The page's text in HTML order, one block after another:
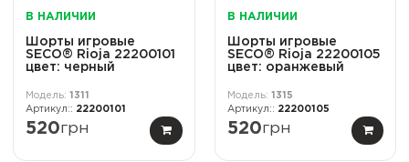
В НАЛИЧИИ
Шорты игровые
SECO® Rioja 22200101
цвет: черный
1311
22200101
520грн
В НАЛИЧИИ
Шорты игровые
SECO® Rioja 22200105
цвет: оранжевый
1315
22200105
520грн